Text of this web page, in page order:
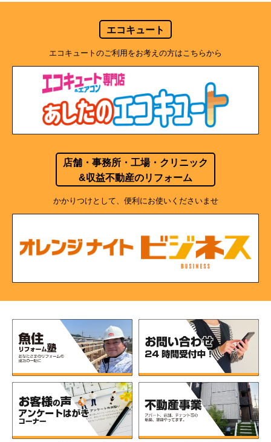
エコキュート
エコキュートのご利用をお考えの方はこちらから
店舗・事務所・工場・クリニック
&収益不動産のリフォーム
かかりつけとして、便利にお使いくださいませ